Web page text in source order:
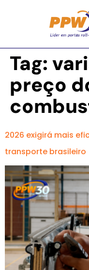
Tag:
preço
2026 exigirá mais
transporte brasileiro